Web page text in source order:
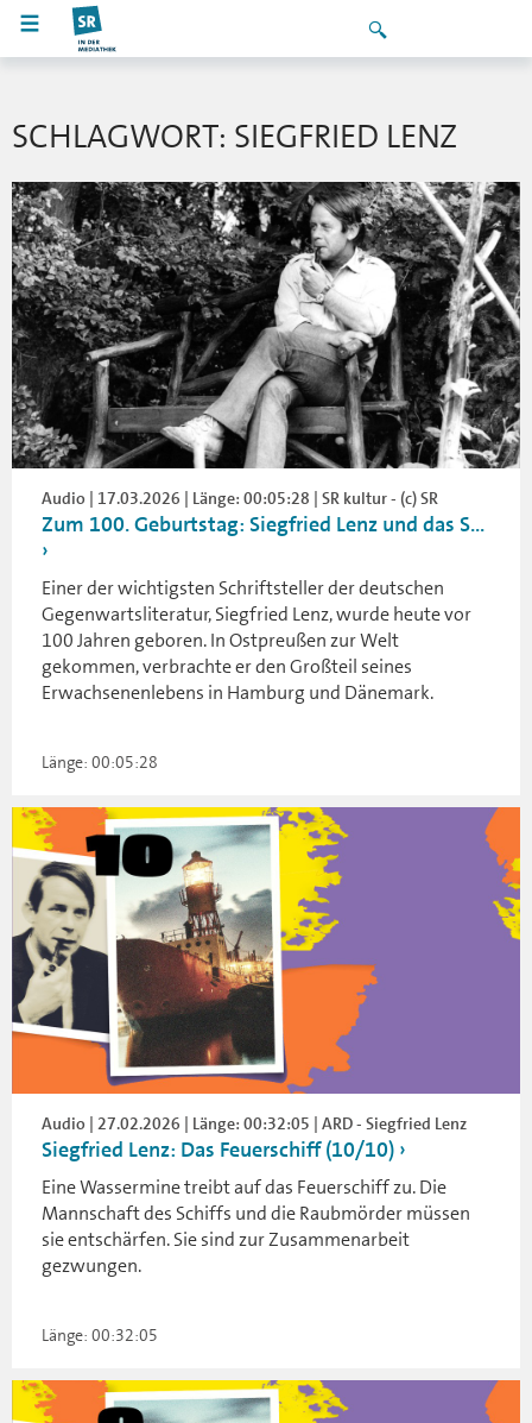
SCHLAGWORT: SIEGFRIED LENZ
Audio | 17.03.2026 | Länge: 00:05:28 | SR kultur - (c) SR
Zum 100. Geburtstag: Siegfried Lenz und das S...
Einer der wichtigsten Schriftsteller der deutschen
Gegenwartsliteratur, Siegfried Lenz, wurde heute vor
100 Jahren geboren. In Ostpreußen zur Welt
gekommen, verbrachte er den Großteil seines
Erwachsenenlebens in Hamburg und Dänemark.
Länge: 00:05:28
Audio | 27.02.2026 | Länge: 00:32:05 | ARD - Siegfried Lenz
Siegfried Lenz: Das Feuerschiff (10/10)
Eine Wassermine treibt auf das Feuerschiff zu. Die
Mannschaft des Schiffs und die Raubmörder müssen
sie entschärfen. Sie sind zur Zusammenarbeit
gezwungen.
Länge: 00:32:05